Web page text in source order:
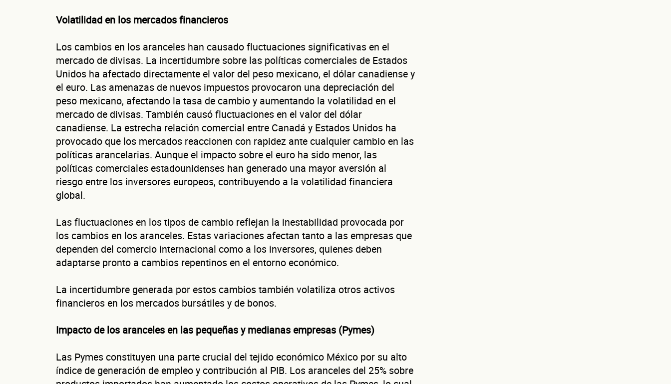
Volatilidad en los mercados financieros
Los cambios en los aranceles han causado fluctuaciones significativas en el
mercado de divisas. La incertidumbre sobre las políticas comerciales de Estados
Unidos ha afectado directamente el valor del peso mexicano, el dólar canadiense y
el euro. Las amenazas de nuevos impuestos provocaron una depreciación del
peso mexicano, afectando la tasa de cambio y aumentando la volatilidad en el
mercado de divisas. También causó fluctuaciones en el valor del dólar
canadiense. La estrecha relación comercial entre Canadá y Estados Unidos ha
provocado que los mercados reaccionen con rapidez ante cualquier cambio en las
políticas arancelarias. Aunque el impacto sobre el euro ha sido menor, las
políticas comerciales estadounidenses han generado una mayor aversión al
riesgo entre los inversores europeos, contribuyendo a la volatilidad financiera
global.
Las fluctuaciones en los tipos de cambio reflejan la inestabilidad provocada por
los cambios en los aranceles. Estas variaciones afectan tanto a las empresas que
dependen del comercio internacional como a los inversores, quienes deben
adaptarse pronto a cambios repentinos en el entorno económico.
La incertidumbre generada por estos cambios también volatiliza otros activos
financieros en los mercados bursátiles y de bonos.
Impacto de los aranceles en las pequeñas y medianas empresas (Pymes)
Las Pymes constituyen una parte crucial del tejido económico México por su alto
índice de generación de empleo y contribución al PIB. Los aranceles del 25% sobre
SOLICITAR
+64empresas financiadas en los últimos 30 días